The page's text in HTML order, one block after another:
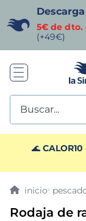
5€ de dto.
(+49€)
Buscar...
🌊 CALOR10
Rodaja de
TÉRMINOS
1. helados sirena
gambas